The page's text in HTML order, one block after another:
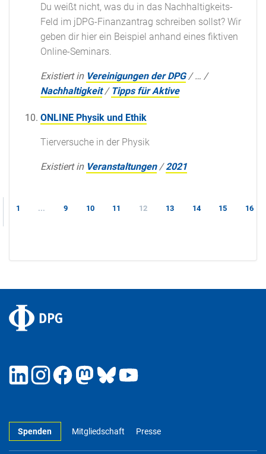
Du weißt nicht, was du in das Nachhaltigkeits-
Feld im jDPG-Finanzantrag schreiben sollst? Wir
geben dir hier ein Beispiel anhand eines fiktiven
Online-Seminars.
Existiert in Vereinigungen der DPG /… /
Nachhaltigkeit / Tipps für Aktive
ONLINE Physik und Ethik
Tierversuche in der Physik
Existiert in Veranstaltungen /2021
1 ... 9 10 11 12 13 14 15 16
Spenden Mitgliedschaft Presse